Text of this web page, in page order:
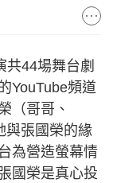
共44場舞台劇
YouTube頻道
（哥哥、
與張國榮的緣
為營造螢幕情
國榮是真心投